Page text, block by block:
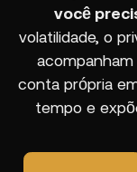
você
volatilidade, o
conta própria
tempo e